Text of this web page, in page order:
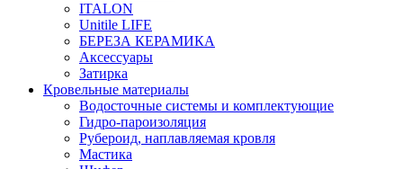
ITALON
Unitile LIFE
БЕРЕЗА КЕРАМИКА
Аксессуары
Затирка
Кровельные материалы
Водосточные системы и комплектующие
Гидро-пароизоляция
Рубероид, наплавляемая кровля
Мастика